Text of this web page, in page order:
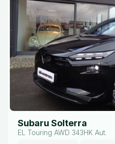
Subaru Solterra
EL Touring AWD 343HK Aut.